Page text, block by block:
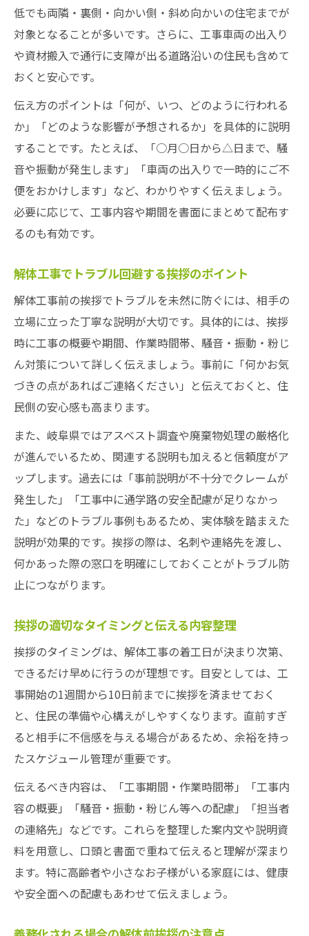
低でも両隣・裏側・向かい側・斜め向かいの住宅までが
対象となることが多いです。さらに、工事車両の出入り
や資材搬入で通行に支障が出る道路沿いの住民も含めて
おくと安心です。
伝え方のポイントは「何が、いつ、どのように行われる
か」「どのような影響が予想されるか」を具体的に説明
することです。たとえば、「○月○日から△日まで、騒
音や振動が発生します」「車両の出入りで一時的にご不
便をおかけします」など、わかりやすく伝えましょう。
必要に応じて、工事内容や期間を書面にまとめて配布す
るのも有効です。
解体工事でトラブル回避する挨拶のポイント
解体工事前の挨拶でトラブルを未然に防ぐには、相手の
立場に立った丁寧な説明が大切です。具体的には、挨拶
時に工事の概要や期間、作業時間帯、騒音・振動・粉じ
ん対策について詳しく伝えましょう。事前に「何かお気
づきの点があればご連絡ください」と伝えておくと、住
民側の安心感も高まります。
また、岐阜県ではアスベスト調査や廃棄物処理の厳格化
が進んでいるため、関連する説明も加えると信頼度がア
ップします。過去には「事前説明が不十分でクレームが
発生した」「工事中に通学路の安全配慮が足りなかっ
た」などのトラブル事例もあるため、実体験を踏まえた
説明が効果的です。挨拶の際は、名刺や連絡先を渡し、
何かあった際の窓口を明確にしておくことがトラブル防
止につながります。
挨拶の適切なタイミングと伝える内容整理
挨拶のタイミングは、解体工事の着工日が決まり次第、
できるだけ早めに行うのが理想です。目安としては、工
事開始の1週間から10日前までに挨拶を済ませておく
と、住民の準備や心構えがしやすくなります。直前すぎ
ると相手に不信感を与える場合があるため、余裕を持っ
たスケジュール管理が重要です。
伝えるべき内容は、「工事期間・作業時間帯」「工事内
容の概要」「騒音・振動・粉じん等への配慮」「担当者
の連絡先」などです。これらを整理した案内文や説明資
料を用意し、口頭と書面で重ねて伝えると理解が深まり
ます。特に高齢者や小さなお子様がいる家庭には、健康
や安全面への配慮もあわせて伝えましょう。